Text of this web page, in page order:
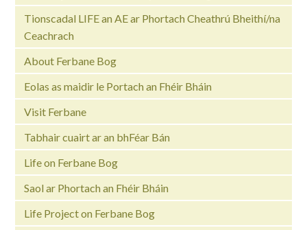
Tionscadal LIFE an AE ar Phortach Cheathrú Bheithí/na
Ceachrach
About Ferbane Bog
Eolas as maidir le Portach an Fhéir Bháin
Visit Ferbane
Tabhair cuairt ar an bhFéar Bán
Life on Ferbane Bog
Saol ar Phortach an Fhéir Bháin
Life Project on Ferbane Bog